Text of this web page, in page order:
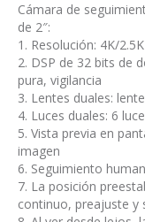
Cámara de
de 2″:
1. Resolución: 4K/2.5K
2. DSP de 32 bits de
pura, vigilancia
3. Lentes duales:
4. Luces duales: 6
5. Vista previa en
imagen
6. Seguimiento
7. La posición
continuo, preajuste y